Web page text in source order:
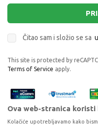
Čitao sam i složio se sa
This site is protected by
Terms of Service apply.
Ova web-stranica koristi
Kolačiće upotrebljavamo kako